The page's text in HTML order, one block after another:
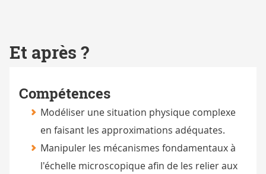
Et après ?
Compétences
Modéliser une situation physique complexe
en faisant les approximations adéquates.
Manipuler les mécanismes fondamentaux à
l'échelle microscopique afin de les relier aux